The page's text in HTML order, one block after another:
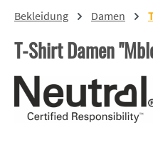
Bekleidung Damen
T-Shirt Damen